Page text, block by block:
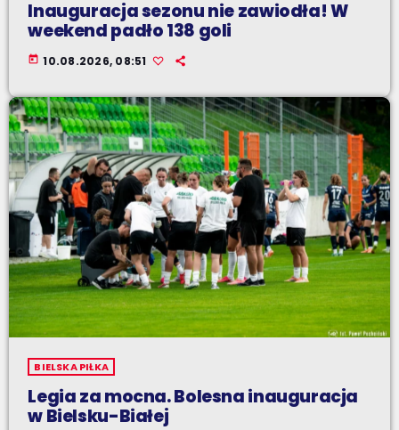
Inauguracja sezonu nie zawiodła! W
weekend padło 138 goli
today 10.08.2026, 08:51
BIELSKA PIŁKA
Legia za mocna. Bolesna inauguracja
w Bielsku-Białej